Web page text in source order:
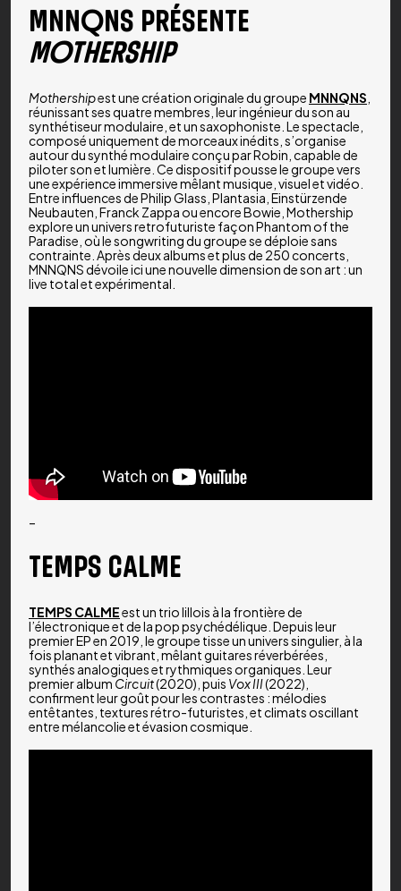
MNNQNS PRÉSENTE
MOTHERSHIP
Mothershipest une création originale du groupe MNNQNS
réunissant ses quatre membres, leur ingénieur du son au
synthétiseur modulaire, et un saxophoniste. Le spectacle,
composé uniquement de morceaux inédits, s’organise
autour du synthé modulaire conçu par Robin, capable de
piloter son et lumière. Ce dispositif pousse le groupe vers
une expérience immersive mêlant musique, visuel et vidéo.
Entre influences de Philip Glass, Plantasia, Einstürzende
Neubauten, Franck Zappa ou encore Bowie, Mothership
explore un univers retrofuturiste façon Phantom of the
Paradise, où le songwriting du groupe se déploie sans
contrainte. Après deux albums et plus de 250 concerts,
MNNQNS dévoile ici une nouvelle dimension de son art : un
live total et expérimental.
–
TEMPS CALME
TEMPS CALMEest un trio lillois à la frontière de
l’électronique et de la pop psychédélique. Depuis leur
premier EP en 2019, le groupe tisse un univers singulier, à la
fois planant et vibrant, mêlant guitares réverbérées,
synthés analogiques et rythmiques organiques. Leur
premier album Circuit(2020), puis Vox III(2022),
confirment leur goût pour les contrastes : mélodies
entêtantes, textures rétro-futuristes, et climats oscillant
entre mélancolie et évasion cosmique.